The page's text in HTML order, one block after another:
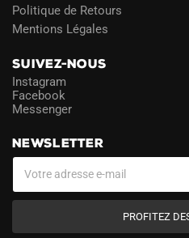
Politique de Retours
Mentions Légales
SUIVEZ-NOUS
Instagram
Facebook
Messenger
NEWSLETTER
PROFITEZ